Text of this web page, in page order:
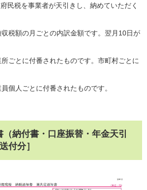
民税を事業者が天引きし、納めていただく
収税額の月ごとの内訳金額です。翌月10日が
所ごとに付番されたものです。市町村ごとに
員個人ごとに付番されたものです。
納付書・口座振替・年金天引
付分］